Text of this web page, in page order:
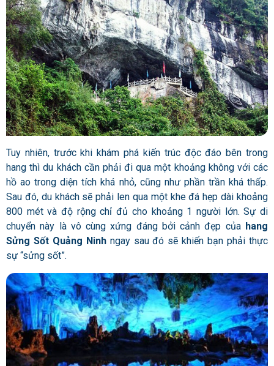
Tuy nhiên, trước khi khám phá kiến trúc độc đáo bên trong
hang thì du khách cần phải đi qua một khoảng không với các
hồ ao trong diện tích khá nhỏ, cũng như phần trần khá thấp.
Sau đó, du khách sẽ phải len qua một khe đá hẹp dài khoảng
800 mét và độ rộng chỉ đủ cho khoảng 1 người lớn. Sự di
chuyển này là vô cùng xứng đáng bởi cảnh đẹp của hang
Sửng Sốt Quảng Ninhngay sau đó sẽ khiến bạn phải thực
sự “sửng sốt”.